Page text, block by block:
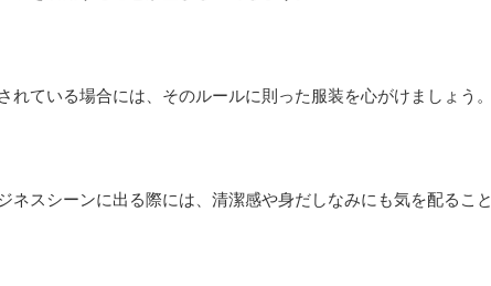
れている場合には、そのルールに則った服装を心がけましょう。
ネスシーンに出る際には、清潔感や身だしなみにも気を配ること